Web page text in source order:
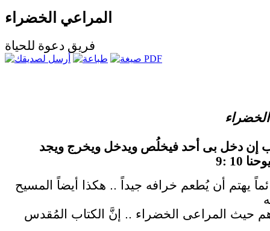
المراعي الخضراء
فريق دعوة للحياة
إن دخل بى أحد فيخلُص ويدخل ويخرج ويجد
يهتم أن يُطعم خرافه جيداً .. هكذا أيضاً المسيح
حيث المراعى الخضراء .. إنَّ الكتاب المُقدس